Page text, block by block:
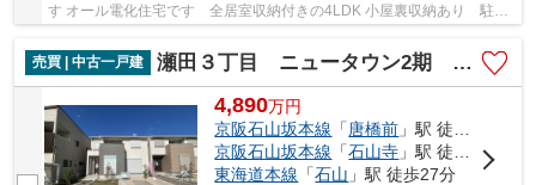
す オール電化住宅です 全居室収納付きの4LDK 小屋裏収納あり 駐車
2台可能 トイレ2ヶ所有 ネットゼロエネルギー...
売買 | 中古一戸建
瀬田３丁目 ニュータウン2期 分譲2区画1号地
4,890万円
京阪石山坂本線 「 唐橋前 」駅 徒歩19分
京阪石山坂本線 「石山寺 」駅 徒歩23分
東海道本線 「石山 」駅 徒歩27分